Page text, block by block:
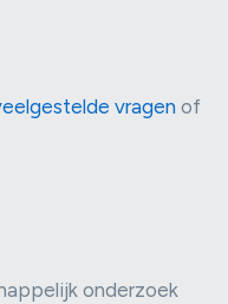
vragen of
onderzoek